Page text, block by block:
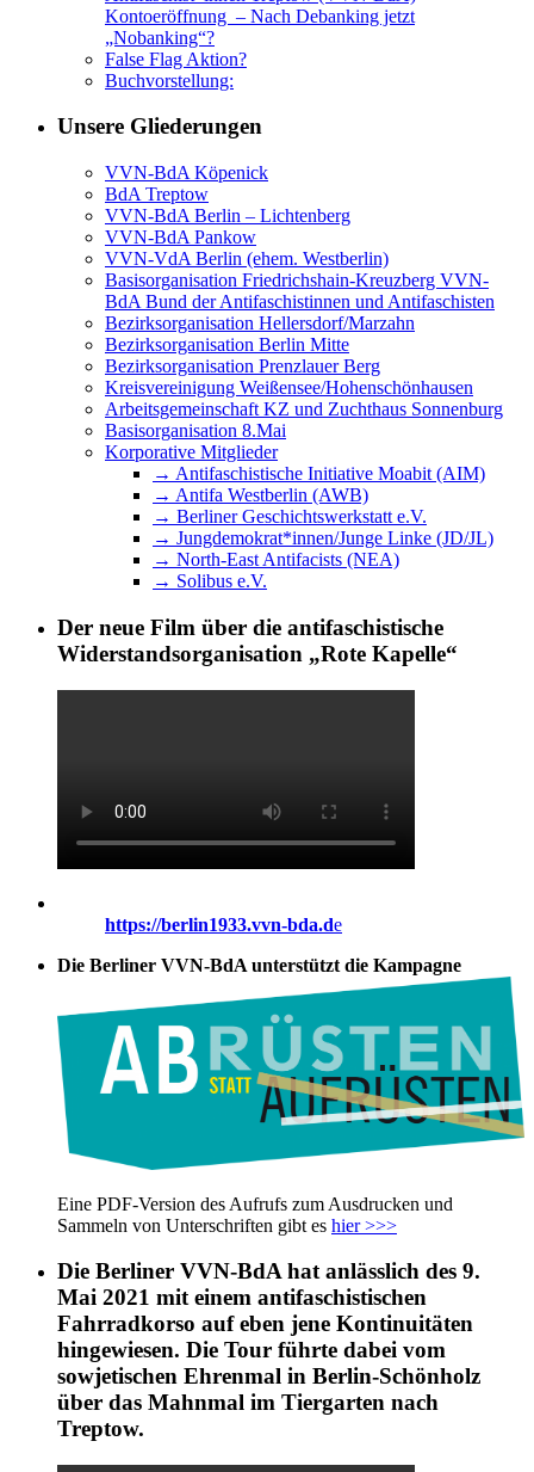
Kontoeröffnung – Nach Debanking jetzt
„Nobanking“?
False Flag Aktion?
Buchvorstellung:
Unsere Gliederungen
VVN-BdA Köpenick
BdA Treptow
VVN-BdA Berlin – Lichtenberg
VVN-BdA Pankow
VVN-VdA Berlin (ehem. Westberlin)
Basisorganisation Friedrichshain-Kreuzberg VVN-
BdA Bund der Antifaschistinnen und Antifaschisten
Bezirksorganisation Hellersdorf/Marzahn
Bezirksorganisation Berlin Mitte
Bezirksorganisation Prenzlauer Berg
Kreisvereinigung Weißensee/Hohenschönhausen
Arbeitsgemeinschaft KZ und Zuchthaus Sonnenburg
Basisorganisation 8.Mai
Korporative Mitglieder
→ Antifaschistische Initiative Moabit (AIM)
→ Antifa Westberlin (AWB)
→ Berliner Geschichtswerkstatt e.V.
→ Jungdemokrat*innen/Junge Linke (JD/JL)
→ North-East Antifacists (NEA)
→ Solibus e.V.
Der neue Film über die antifaschistische
Widerstandsorganisation „Rote Kapelle“
https://berlin1933.vvn-bda.de
Die Berliner VVN-BdA unterstützt die Kampagne
Eine PDF-Version des Aufrufs zum Ausdrucken und
Sammeln von Unterschriften gibt es hier >>>
Die Berliner VVN-BdA hat anlässlich des 9.
Mai 2021 mit einem antifaschistischen
Fahrradkorso auf eben jene Kontinuitäten
hingewiesen. Die Tour führte dabei vom
sowjetischen Ehrenmal in Berlin-Schönholz
über das Mahnmal im Tiergarten nach
Treptow.